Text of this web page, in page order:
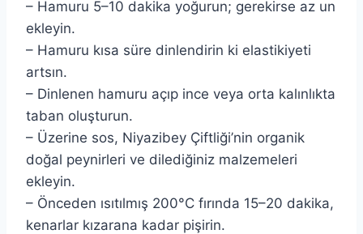
– Hamuru 5–10 dakika yoğurun; gerekirse az un
ekleyin.
– Hamuru kısa süre dinlendirin ki elastikiyeti
artsın.
– Dinlenen hamuru açıp ince veya orta kalınlıkta
taban oluşturun.
– Üzerine sos, Niyazibey Çiftliği’nin organik
doğal peynirleri ve dilediğiniz malzemeleri
ekleyin.
– Önceden ısıtılmış 200°C fırında 15–20 dakika,
kenarlar kızarana kadar pişirin.